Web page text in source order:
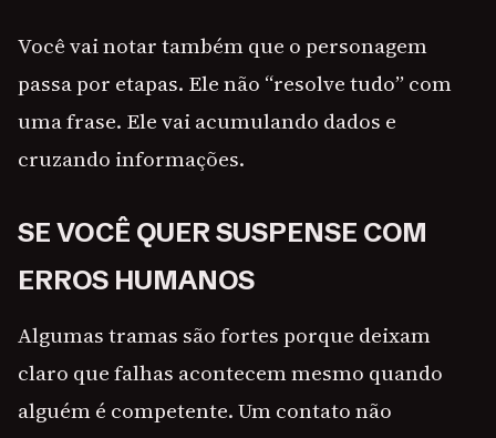
Você vai notar também que o personagem
passa por etapas. Ele não “resolve tudo” com
uma frase. Ele vai acumulando dados e
cruzando informações.
SE VOCÊ QUER SUSPENSE COM
ERROS HUMANOS
Algumas tramas são fortes porque deixam
claro que falhas acontecem mesmo quando
alguém é competente. Um contato não